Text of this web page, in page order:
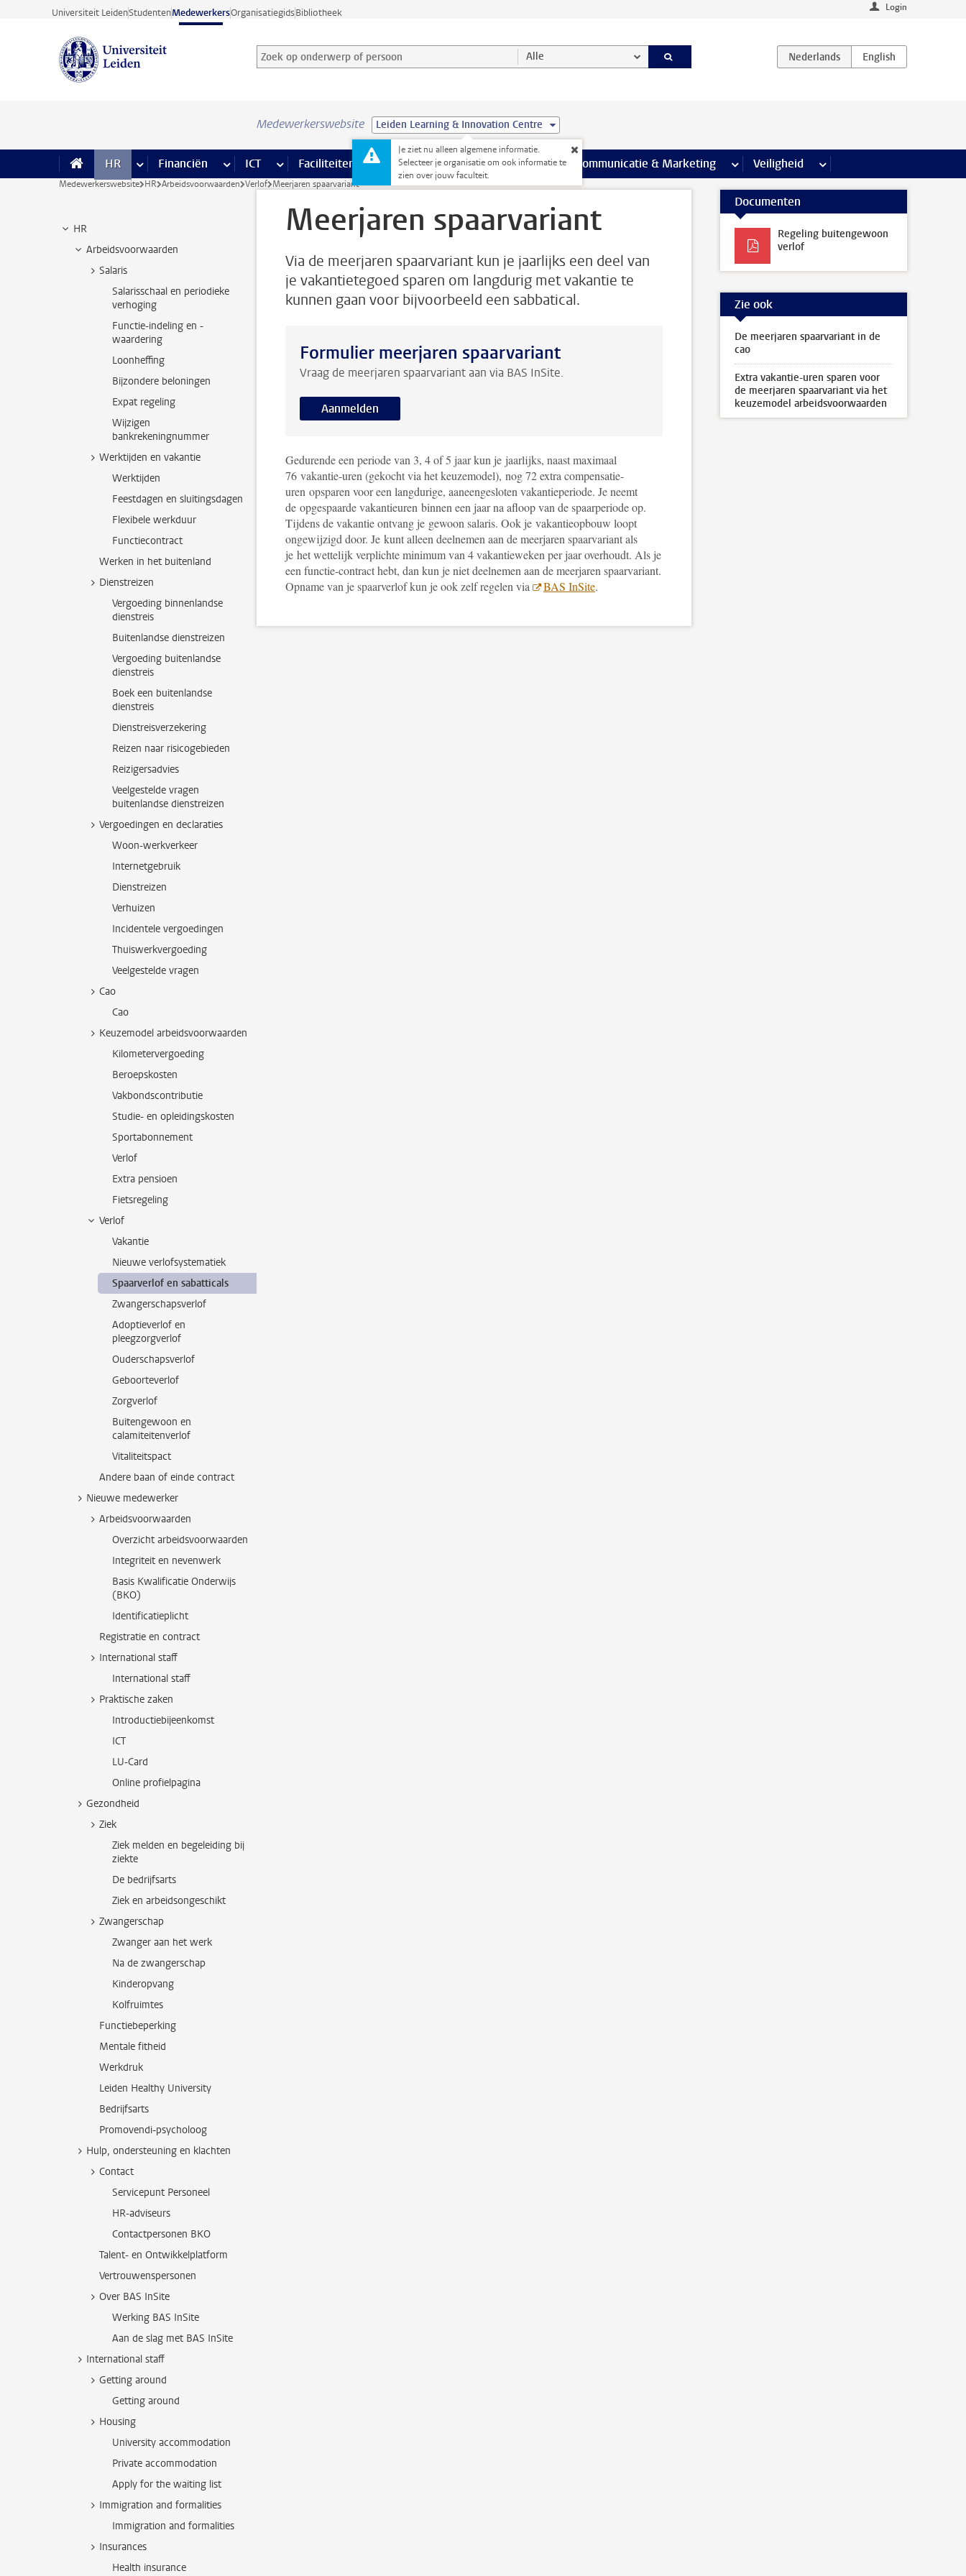
Ga direct naar de inhoud
Universiteit LeidenStudentenMedewerkersOrganisatiegidsBibliotheek Login
Zoek op onderwerp of persoon en selecteer categorie
Zoekterm Alle
Medewerkerswebsite Leiden Learning & Innovation Centre
Je ziet nu alleen algemene informatie.
Selecteer je organisatie om ook informatie te
zien over jouw faculteit.
HR meer HR pagina’s
Financiën meer Financiën pagina’s
ICT meer ICT pagina’s
Faciliteiten meer Faciliteiten pagina’s
Onderwijs meer Onderwijs pagina’s
Onderzoek meer Onderzoek pagina’s
Communicatie & Marketing meer Communicatie & Marketing pagina’s
Veiligheid meer Veiligheid pagina’s
Medewerkerswebsite HR Arbeidsvoorwaarden Verlof Meerjaren spaarvariant
HR
Arbeidsvoorwaarden
Salaris
Salarisschaal en periodieke
verhoging
Functie-indeling en -
waardering
Loonheffing
Bijzondere beloningen
Expat regeling
Wijzigen
bankrekeningnummer
Werktijden en vakantie
Werktijden
Feestdagen en sluitingsdagen
Flexibele werkduur
Functiecontract
Werken in het buitenland
Dienstreizen
Vergoeding binnenlandse
dienstreis
Buitenlandse dienstreizen
Vergoeding buitenlandse
dienstreis
Boek een buitenlandse
dienstreis
Dienstreisverzekering
Reizen naar risicogebieden
Reizigersadvies
Veelgestelde vragen
buitenlandse dienstreizen
Vergoedingen en declaraties
Woon-werkverkeer
Internetgebruik
Dienstreizen
Verhuizen
Incidentele vergoedingen
Thuiswerkvergoeding
Veelgestelde vragen
Cao
Cao
Keuzemodel arbeidsvoorwaarden
Kilometervergoeding
Beroepskosten
Vakbondscontributie
Studie- en opleidingskosten
Sportabonnement
Verlof
Extra pensioen
Fietsregeling
Verlof
Vakantie
Nieuwe verlofsystematiek
Spaarverlof en sabatticals
Zwangerschapsverlof
Adoptieverlof en
pleegzorgverlof
Ouderschapsverlof
Geboorteverlof
Zorgverlof
Buitengewoon en
calamiteitenverlof
Vitaliteitspact
Andere baan of einde contract
Nieuwe medewerker
Arbeidsvoorwaarden
Overzicht arbeidsvoorwaarden
Integriteit en nevenwerk
Basis Kwalificatie Onderwijs
(BKO)
Identificatieplicht
Registratie en contract
International staff
International staff
Praktische zaken
Introductiebijeenkomst
ICT
LU-Card
Online profielpagina
Gezondheid
Ziek
Ziek melden en begeleiding bij
ziekte
De bedrijfsarts
Ziek en arbeidsongeschikt
Zwangerschap
Zwanger aan het werk
Na de zwangerschap
Kinderopvang
Kolfruimtes
Functiebeperking
Mentale fitheid
Werkdruk
Leiden Healthy University
Bedrijfsarts
Promovendi-psycholoog
Hulp, ondersteuning en klachten
Contact
Servicepunt Personeel
HR-adviseurs
Contactpersonen BKO
Talent- en Ontwikkelplatform
Vertrouwenspersonen
Over BAS InSite
Werking BAS InSite
Aan de slag met BAS InSite
International staff
Getting around
Getting around
Housing
University accommodation
Private accommodation
Apply for the waiting list
Immigration and formalities
Immigration and formalities
Insurances
Health insurance
Meerjaren spaarvariant
Via de meerjaren spaarvariant kun je jaarlijks een deel van
je vakantietegoed sparen om langdurig met vakantie te
kunnen gaan voor bijvoorbeeld een sabbatical.
Formulier meerjaren spaarvariant
Vraag de meerjaren spaarvariant aan via BAS InSite.
Aanmelden
Gedurende een periode van 3, 4 of 5 jaar kun je jaarlijks, naast maximaal
76 vakantie-uren (gekocht via het keuzemodel), nog 72 extra compensatie-
uren opsparen voor een langdurige, aaneengesloten vakantieperiode. Je neemt
de opgespaarde vakantieuren binnen een jaar na afloop van de spaarperiode op.
Tijdens de vakantie ontvang je gewoon salaris. Ook je vakantieopbouw loopt
ongewijzigd door. Je kunt alleen deelnemen aan de meerjaren spaarvariant als
je het wettelijk verplichte minimum van 4 vakantieweken per jaar overhoudt. Als je
een functie-contract hebt, dan kun je niet deelnemen aan de meerjaren spaarvariant.
Opname van je spaarverlof kun je ook zelf regelen via
BAS InSite.
Documenten
Regeling buitengewoon
verlof
Zie ook
De meerjaren spaarvariant in de
cao
Extra vakantie-uren sparen voor
de meerjaren spaarvariant via het
keuzemodel arbeidsvoorwaarden